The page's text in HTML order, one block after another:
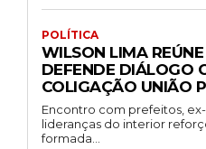
POLÍTICA
WILSON LIMA
DEFENDE DIÁLOGO
COLIGAÇÃO UNIÃO
Encontro com prefeitos,
lideranças do interior
formada...